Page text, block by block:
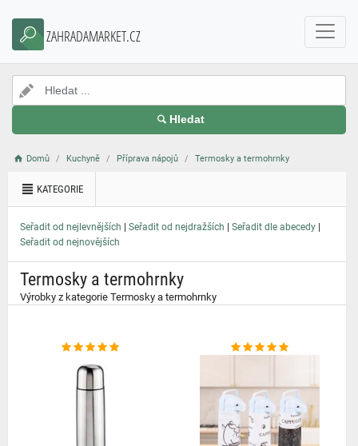
ZAHRADAMARKET.CZ
Hledat
Domů Kuchyně Příprava nápojů Termosky a termohrnky
KATEGORIE
Seřadit od nejlevnějších | Seřadit od nejdražších | Seřadit dle abecedy |
Seřadit od nejnovějších
Termosky a termohrnky
Výrobky z kategorie Termosky a termohrnky